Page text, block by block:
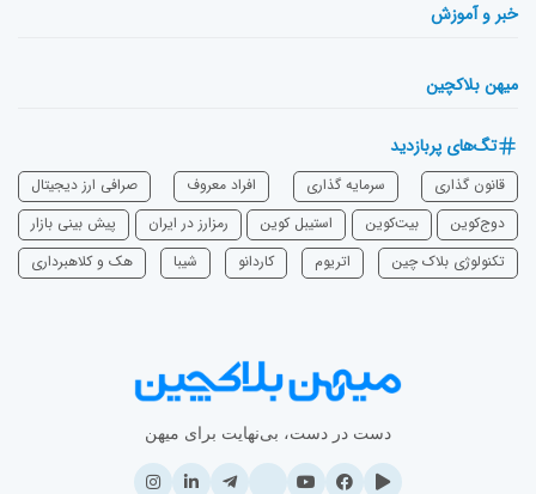
خبر و آموزش
میهن بلاکچین
تگ‌های پربازدید
قانون گذاری سرمایه‌ گذاری افراد معروف
صرافی ارز دیجیتال
دوج‌کوین
بیت‌کوین استیبل کوین رمزارز در ایران
پیش بینی بازار
تکنولوژی بلاک چین
اتریوم ‌کاردانو شیبا هک و کلاهبرداری
دست در دست، بی‌نهایت برای میهن